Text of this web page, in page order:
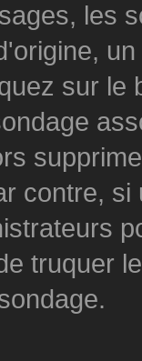
les
sur le
contre,
truquer